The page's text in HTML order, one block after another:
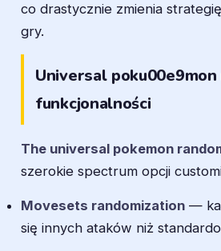
co drastycznie zmienia
gry.
Universal
funkcjonalności
The universal pokemon
szerokie spectrum opcji
Movesets randomization —
się innych ataków niż